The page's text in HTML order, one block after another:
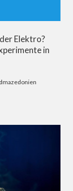
Elektro?
in